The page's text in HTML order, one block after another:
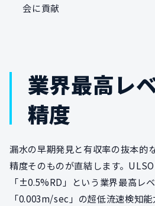
会に貢献
業界最高レ
精度
漏水の早期発見と有収率の抜本的
精度そのものが直結します。
「±0.5%RD」という業界最高レベ
「0.003m/sec」の超低流速検知